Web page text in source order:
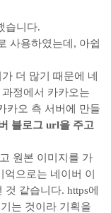
습니다.
사용하였는데, 아쉽
더 많기 때문에 네
정에서 카카오는
카오 측 서버에 만들
블로그 url을 주고
원본 이미지를 가
으로는 네이버 이
같습니다. https에
는 것이라 기획을